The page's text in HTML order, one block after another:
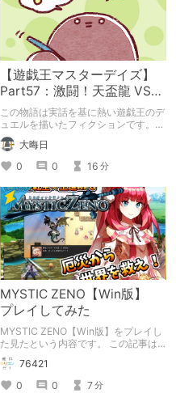
【遊戯王マスターデイズ】
Part57：激闘！天盃龍 VS
千年D【架空デュエル】
この物語は実話を基に熱い遊戯王のデ
ュエルを描いたフィクションです。
（自分用メモ：2025-05-14）
大晦日
0
0 16 分
MYSTIC ZENO【Win版】
プレイしてみた
MYSTIC ZENO【Win版】をプレイし
た見たという内容です。 この記事は
通常のクリエイターズ記事です。
76421
0
0 7分